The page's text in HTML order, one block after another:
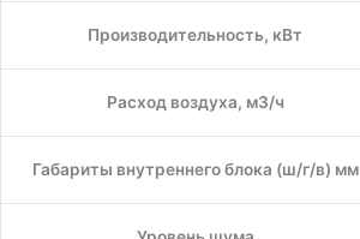
Производительность, кВт
Расход воздуха, м3/ч
Габариты внутреннего блока (ш/г/в) мм